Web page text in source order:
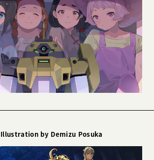
Illustration by Demizu Posuka